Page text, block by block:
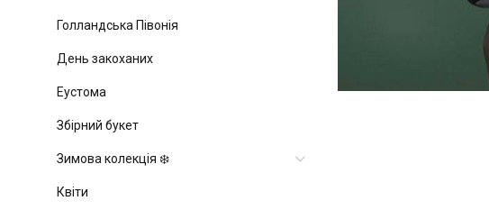
Голландська Півонія
День закоханих
Еустома
Збірний букет
Зимова колекція ❄️
Квіти